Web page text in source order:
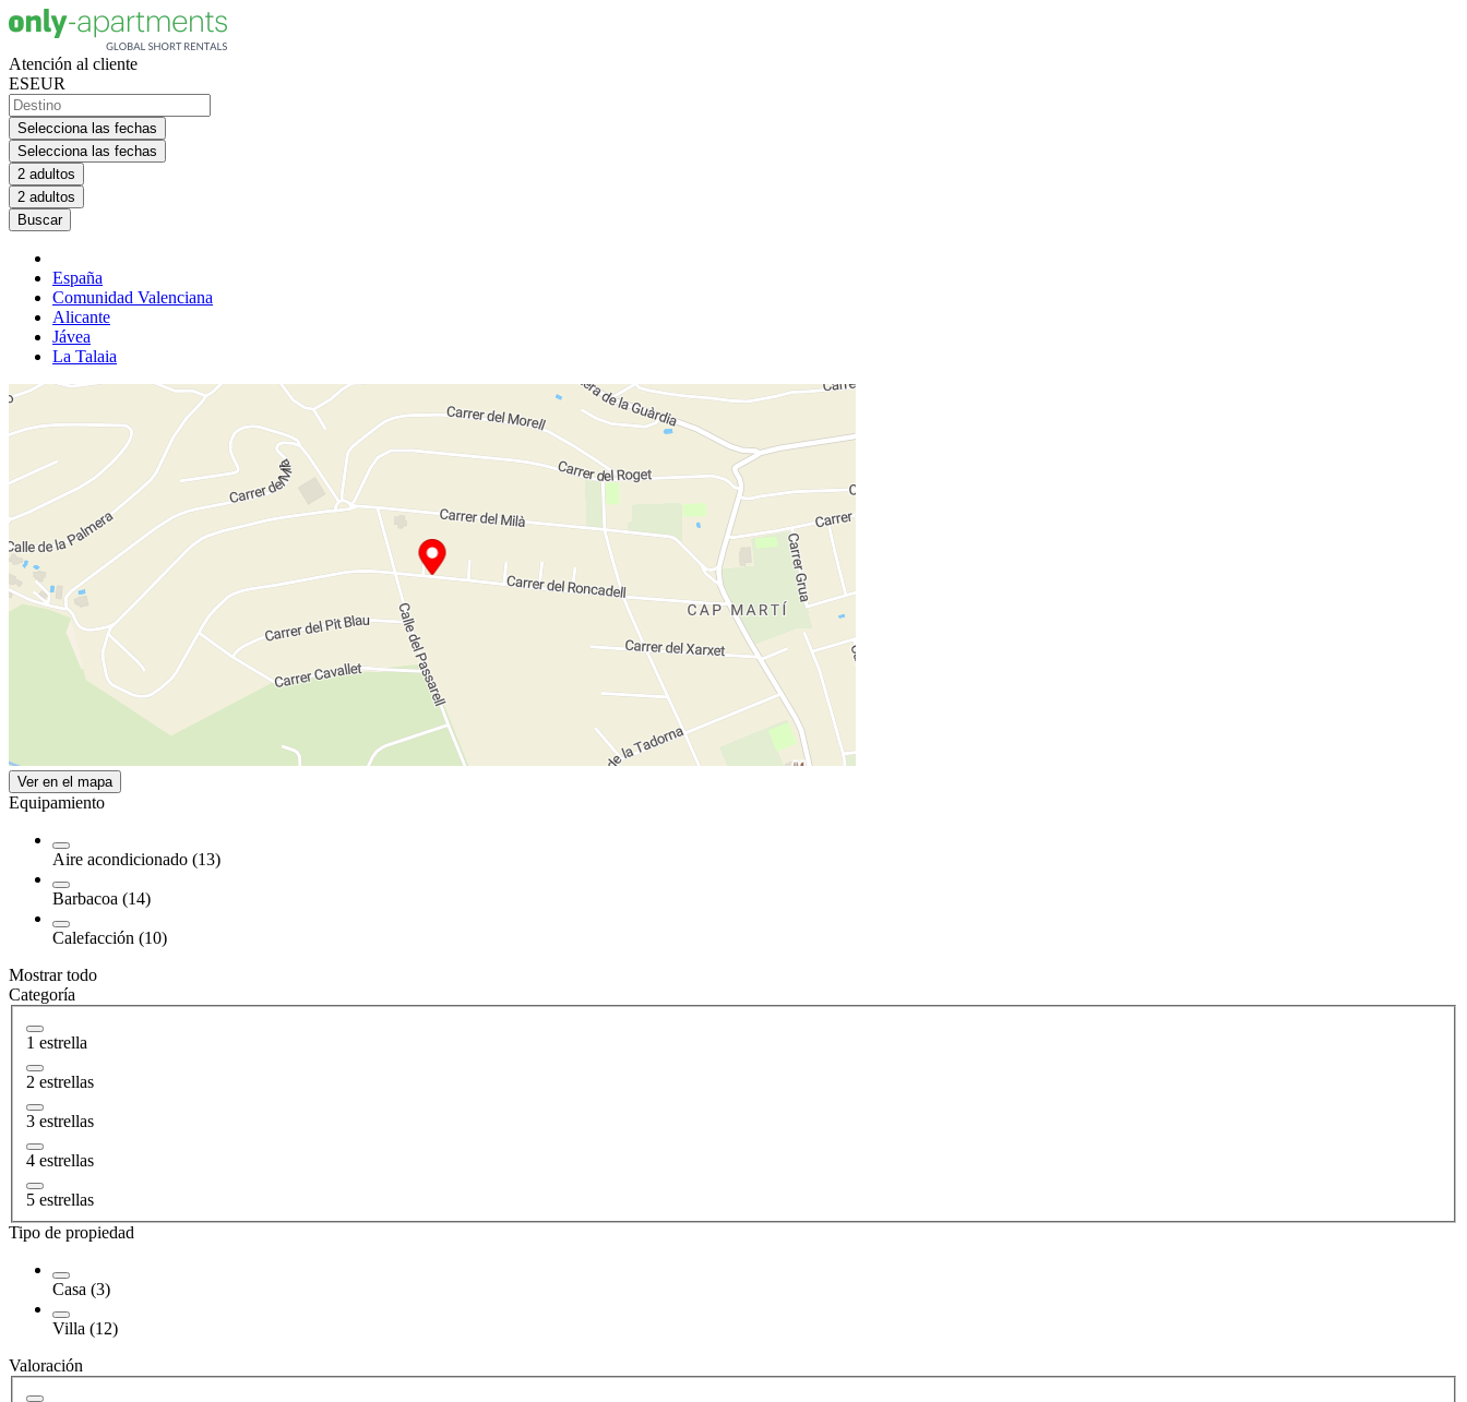
Atención al cliente
ESEUR
Selecciona las fechas
Selecciona las fechas
2 adultos
2 adultos
Buscar
España
Comunidad Valenciana
Alicante
Jávea
La Talaia
Ver en el mapa
Equipamiento
Aire acondicionado (13)
Barbacoa (14)
Calefacción (10)
Mostrar todo
Categoría
1 estrella
2 estrellas
3 estrellas
4 estrellas
5 estrellas
Tipo de propiedad
Casa (3)
Villa (12)
Valoración